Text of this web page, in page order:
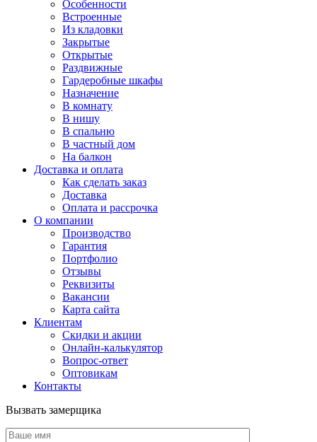
Особенности
Встроенные
Из кладовки
Закрытые
Открытые
Раздвижные
Гардеробные шкафы
Назначение
В комнату
В нишу
В спальню
В частный дом
На балкон
Доставка и оплата
Как сделать заказ
Доставка
Оплата и рассрочка
О компании
Производство
Гарантия
Портфолио
Отзывы
Реквизиты
Вакансии
Карта сайта
Клиентам
Скидки и акции
Онлайн-калькулятор
Вопрос-ответ
Оптовикам
Контакты
Вызвать замерщика